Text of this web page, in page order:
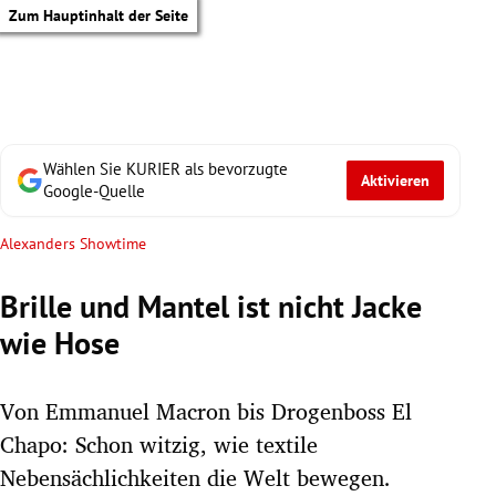
Zum Hauptinhalt der Seite
Untermenü
Wählen Sie KURIER als bevorzugte
Google-Quelle
Aktivieren
Alexanders Showtime
Brille und Mantel ist nicht Jacke
wie Hose
Von Emmanuel Macron bis Drogenboss El
Chapo: Schon witzig, wie textile
Nebensächlichkeiten die Welt bewegen.